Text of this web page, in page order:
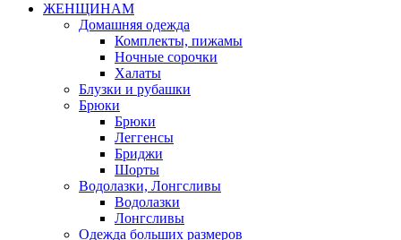
ЖЕНЩИНАМ
Домашняя одежда
Комплекты, пижамы
Ночные сорочки
Халаты
Блузки и рубашки
Брюки
Брюки
Леггенсы
Бриджи
Шорты
Водолазки, Лонгсливы
Водолазки
Лонгсливы
Одежда больших размеров